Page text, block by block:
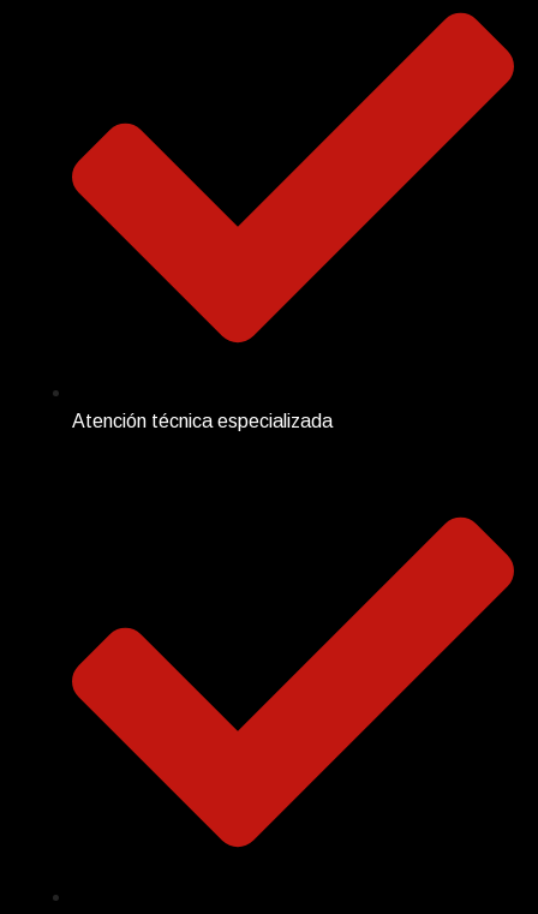
Atención técnica especializada